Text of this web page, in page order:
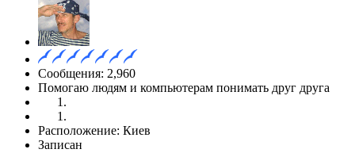
Сообщения: 2,960
Помогаю людям и компьютерам понимать друг друга
Расположение: Киев
Записан